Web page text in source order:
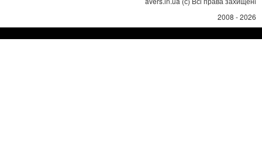
2008 - 2026